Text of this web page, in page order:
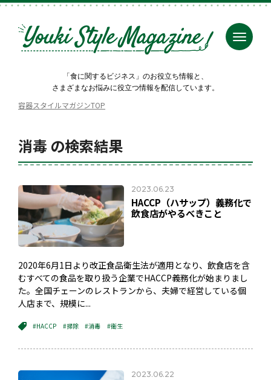
「食に関するビジネス」のお役立ち情報と、
さまざまなお悩みに役立つ情報を配信しています。
容器スタイルマガジンTOP
消毒 の検索結果
2023.06.23
HACCP（ハサップ）義務化で
飲食店がやるべきこと
2020年6月1日より改正食品衛生法が適用となり、飲食店を含
むすべての食品を取り扱う企業でHACCP義務化が始まりまし
た。全国チェーンのレストランから、夫婦で経営している個
人店まで、規模に...
#HACCP #掃除 #消毒 #衛生
2023.06.22